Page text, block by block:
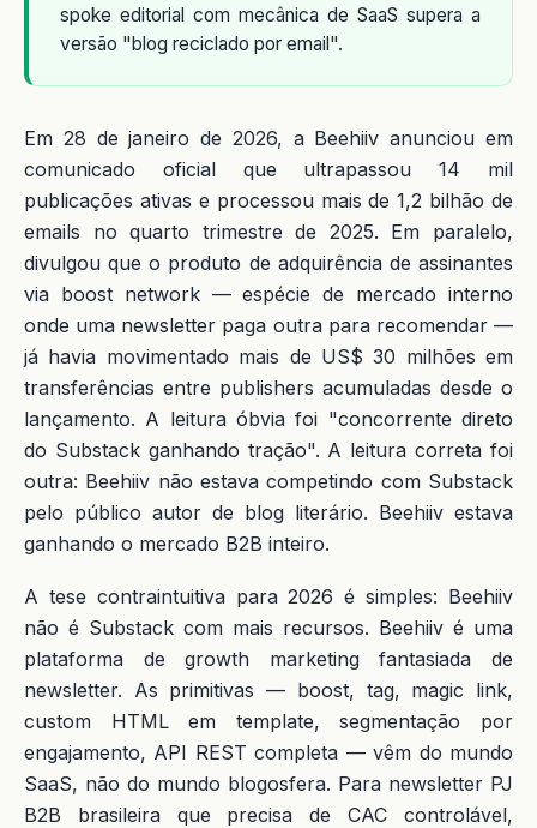
spoke editorial com mecânica de SaaS supera a
versão "blog reciclado por email".
Em 28 de janeiro de 2026, a Beehiiv anunciou em
comunicado oficial que ultrapassou 14 mil
publicações ativas e processou mais de 1,2 bilhão de
emails no quarto trimestre de 2025. Em paralelo,
divulgou que o produto de adquirência de assinantes
via boost network — espécie de mercado interno
onde uma newsletter paga outra para recomendar —
já havia movimentado mais de US$ 30 milhões em
transferências entre publishers acumuladas desde o
lançamento. A leitura óbvia foi "concorrente direto
do Substack ganhando tração". A leitura correta foi
outra: Beehiiv não estava competindo com Substack
pelo público autor de blog literário. Beehiiv estava
ganhando o mercado B2B inteiro.
A tese contraintuitiva para 2026 é simples: Beehiiv
não é Substack com mais recursos. Beehiiv é uma
plataforma de growth marketing fantasiada de
newsletter. As primitivas — boost, tag, magic link,
custom HTML em template, segmentação por
engajamento, API REST completa — vêm do mundo
SaaS, não do mundo blogosfera. Para newsletter PJ
B2B brasileira que precisa de CAC controlável,